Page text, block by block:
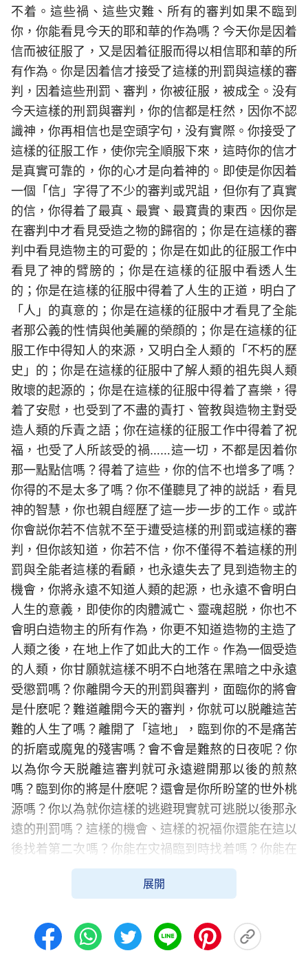
不着。這些禍、這些灾難、所有的審判如果不臨到
你，你能看見今天的耶和華的作為嗎？今天你是因着
信而被征服了，又是因着征服而得以相信耶和華的所
有作為。你是因着信才接受了這樣的刑罰與這樣的審
判，因着這些刑罰、審判，你被征服，被成全。没有
今天這樣的刑罰與審判，你的信都是枉然，因你不認
識神，你再相信也是空頭字句，没有實際。你接受了
這樣的征服工作，使你完全順服下來，這時你的信才
是真實可靠的，你的心才是向着神的。即使是你因着
一個「信」字得了不少的審判或咒詛，但你有了真實
的信，你得着了最真、最實、最寶貴的東西。因你是
在審判中才看見受造之物的歸宿的；你是在這樣的審
判中看見造物主的可愛的；你是在如此的征服工作中
看見了神的臂膀的；你是在這樣的征服中看透人生
的；你是在這樣的征服中得着了人生的正道，明白了
「人」的真意的；你是在這樣的征服中才看見了全能
者那公義的性情與他美麗的榮顔的；你是在這樣的征
服工作中得知人的來源，又明白全人類的「不朽的歷
史」的；你是在這樣的征服中了解人類的祖先與人類
敗壞的起源的；你是在這樣的征服中得着了喜樂，得
着了安慰，也受到了不盡的責打、管教與造物主對受
造人類的斥責之語；你在這樣的征服工作中得着了祝
福，也受了人所該受的禍……這一切，不都是因着你
那一點點信嗎？得着了這些，你的信不也增多了嗎？
你得的不是太多了嗎？你不僅聽見了神的説話，看見
神的智慧，你也親自經歷了這一步一步的工作。或許
你會説你若不信就不至于遭受這樣的刑罰或這樣的審
判，但你該知道，你若不信，你不僅得不着這樣的刑
罰與全能者這樣的看顧，也永遠失去了見到造物主的
機會，你將永遠不知道人類的起源，也永遠不會明白
人生的意義，即使你的肉體滅亡、靈魂超脱，你也不
會明白造物主的所有作為，你更不知道造物的主造了
人類之後，在地上作了如此大的工作。作為一個受造
的人類，你甘願就這樣不明不白地落在黑暗之中永遠
受懲罰嗎？你離開今天的刑罰與審判，面臨你的將會
是什麽呢？難道離開今天的審判，你就可以脱離這苦
難的人生了嗎？離開了「這地」，臨到你的不是痛苦
的折磨或魔鬼的殘害嗎？會不會是難熬的日夜呢？你
以為你今天脱離這審判就可永遠避開那以後的煎熬
嗎？臨到你的將是什麽呢？還會是你所盼望的世外桃
源嗎？你以為就你這樣的逃避現實就可逃脱以後那永
遠的刑罰嗎？這樣的機會、這樣的祝福你還能在這以
後找着第二次嗎？你能在灾禍臨到時找着嗎？你能在
所有的人類都進入安息之時找着嗎？你今天美滿的生
活、你那和諧的小家庭能代替你以後永遠的歸宿嗎？
——一個受造之物該得的一份，也是你原來本該有
的。這樣的征服對你的信是最有益處的，也是對你的
展開